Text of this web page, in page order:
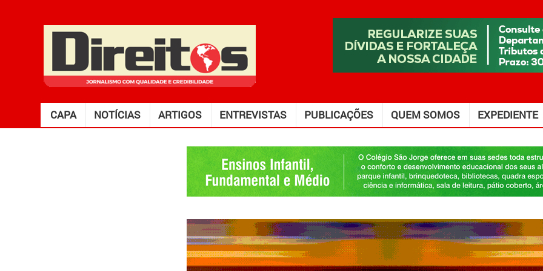
CAPA NOTÍCIAS ARTIGOS ENTREVISTAS PUBLICAÇÕES QUEM SOMOS EXPEDIENTE